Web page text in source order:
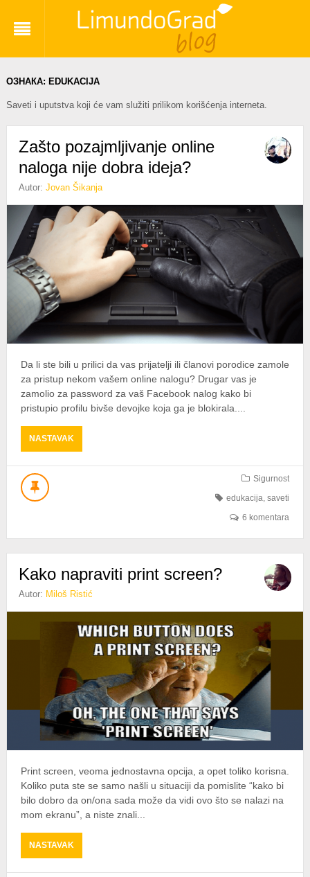
ОЗНАКА: EDUKACIJA
Saveti i uputstva koji će vam služiti prilikom korišćenja interneta.
Zašto pozajmljivanje online
naloga nije dobra ideja?
Autor:Jovan Šikanja
Da li ste bili u prilici da vas prijatelji ili članovi porodice zamole
za pristup nekom vašem online nalogu? Drugar vas je
zamolio za password za vaš Facebook nalog kako bi
pristupio profilu bivše devojke koja ga je blokirala....
NASTAVAKABOUT
ZAŠTO
POZAJMLJIVANJE
Sigurnost
edukacija,saveti
6 komentara
Kako napraviti print screen?
Autor: Miloš Ristić
Print screen, veoma jednostavna opcija, a opet toliko korisna.
Koliko puta ste se samo našli u situaciji da pomislite “kako bi
bilo dobro da on/ona sada može da vidi ovo što se nalazi na
mom ekranu”, a niste znali...
NASTAVAKABOUT
KAKO
NAPRAVITI